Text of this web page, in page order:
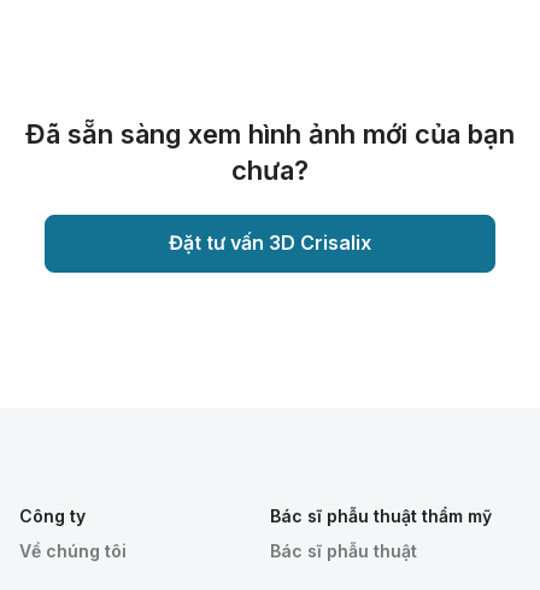
Đã sẵn sàng xem hình ảnh mới của bạn
chưa?
Đặt tư vấn 3D Crisalix
Công ty
Về chúng tôi
Bác sĩ phẫu thuật thẩm mỹ
Bác sĩ phẫu thuật